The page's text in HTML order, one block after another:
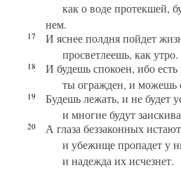
как о воде протекшей,
нем.
17
И яснее полдня пойдет
просветлеешь, как утро.
18
И будешь спокоен, ибо есть
ты огражден, и можешь
19
Будешь лежать, и не будет
и многие будут
20
А глаза беззаконных
и убежище пропадет у
и надежда их исчезнет.